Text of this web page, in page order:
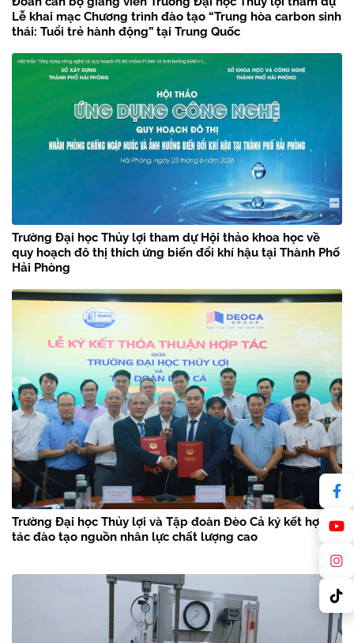
Lễ khai mạc Chương trình đào tạo “Trung hòa carbon sinh
thái: Tuổi trẻ hành động” tại Trung Quốc
Trường Đại học Thủy lợi tham dự Hội thảo khoa học về
quy hoạch đô thị thích ứng biến đổi khí hậu tại Thành Phố
Hải Phòng
Trường Đại học Thủy lợi và Tập đoàn Đèo Cả ký kết hợp
tác đào tạo nguồn nhân lực chất lượng cao